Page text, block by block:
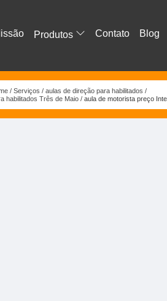
Produtos Contato Blog
Serviços
aulas de direção para habilitados
habilitados Três de Maio
aula de motorista preço